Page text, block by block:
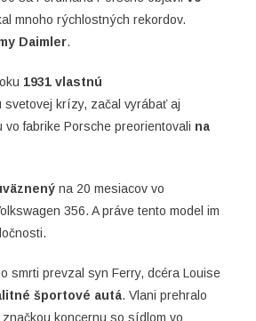
mnoho rýchlostných rekordov.
Daimler.
1931 vlastnú
svetovej krízy, začal vyrábať aj
fabrike Porsche preorientovali na
na 20 mesiacov vo
356. A práve tento model im
smrti prevzal syn Ferry, dcéra Louise
športové autá. Vlani prehralo
koncernu so sídlom vo